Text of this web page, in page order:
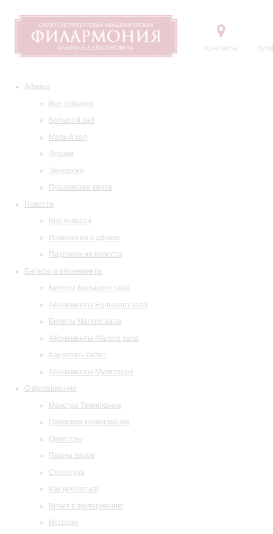
Контакты
Афиша
Все события
Большой зал
Малый зал
Лекции
Экскурсии
Пушкинская карта
Новости
Все новости
Изменения в афише
Подписка на новости
Билеты и абонементы
Билеты Большого зала
Абонементы Большого зала
Билеты Малого зала
Абонементы Малого зала
Как купить билет
Абонементы Музитория
О филармонии
Маэстро Темирканов
Правовая информация
Оркестры
Планы залов
Структура
Как добраться
Визит в филармонию
История